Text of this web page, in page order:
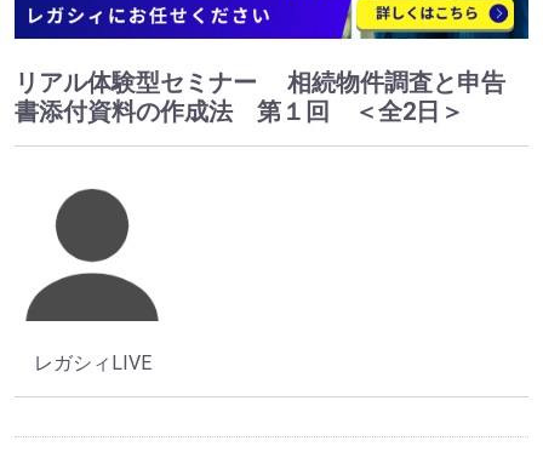
リアル体験型セミナー 相続物件調査と申告
書添付資料の作成法 第１回 ＜全2日＞
レガシィLIVE